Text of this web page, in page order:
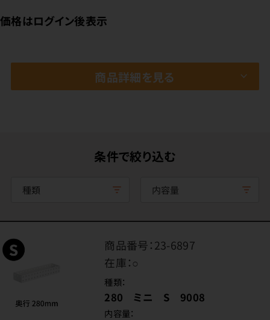
価格はログイン後表示
商品詳細を見る
条件で絞り込む
種類 内容量
商品番号：23-6897
在庫：○
種類：
280 ミニ S 9008
内容量：